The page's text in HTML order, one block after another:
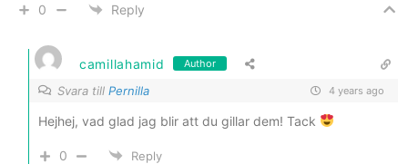
0 Reply
camillahamid Author
Svara till Pernilla 4 years ago
Hejhej, vad glad jag blir att du gillar dem! Tack
0 Reply